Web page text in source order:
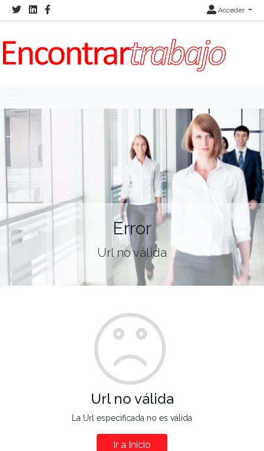
Acceder
Error
Url no válida
Url no válida
La Url especificada no es válida
Ir a Inicio